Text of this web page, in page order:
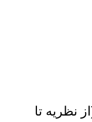
نظریه تا